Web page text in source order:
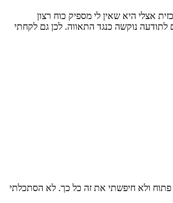
אצלי היא שאין לי מספיק כוח רצון
לתודעה נוקשה כנגד התאווה. לכן גם לקחתי
פתוח ולא חיפשתי את זה כל כך. לא הסתכלתי